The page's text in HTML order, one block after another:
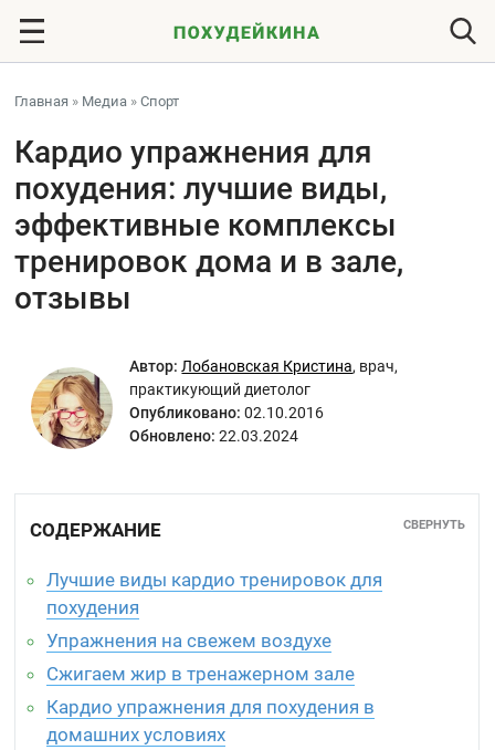
Главная » Медиа »Спорт
Кардио упражнения для
похудения: лучшие виды,
эффективные комплексы
тренировок дома и в зале,
отзывы
Автор: Лобановская Кристина, врач,
практикующий диетолог
Опубликовано: 02.10.2016
Обновлено: 22.03.2024
СОДЕРЖАНИЕ СВЕРНУТЬ
Лучшие виды кардио тренировок для
похудения
Упражнения на свежем воздухе
Сжигаем жир в тренажерном зале
Кардио упражнения для похудения в
домашних условиях